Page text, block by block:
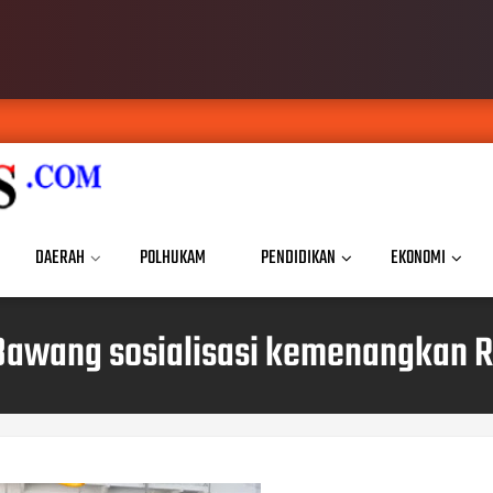
DAERAH POLHUKAM PENDIDIKAN EKONOMI
sosialisasi kemenangkan